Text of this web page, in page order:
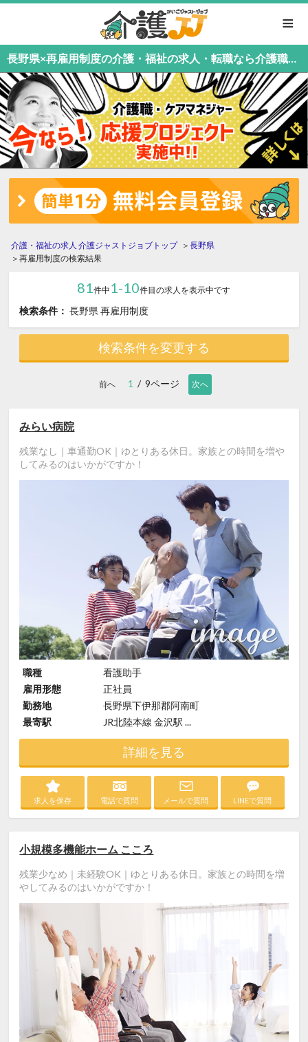
≡
長野県×再雇用制度の介護・福祉の求人・転職なら介護職応援中！介護職専門の介護ジャストジョブ
介護・福祉の求人 介護ジャストジョブトップ
長野県
再雇用制度の検索結果
81件中 1-10件目の求人を表示中です
検索条件： 長野県 再雇用制度
検索条件を変更する
前へ 1 / 9ページ 次へ
みらい病院
残業なし｜車通勤OK｜ゆとりある休日。家族との時間を増や
してみるのはいかがですか！
職種
看護助手
雇用形態
正社員
勤務地
長野県下伊那郡阿南町
最寄駅
JR北陸本線 金沢駅 ...
詳細を見る
求人を保存 電話で質問 メールで質問 LINEで質問
小規模多機能ホーム こころ
残業少なめ｜未経験OK｜ゆとりある休日。家族との時間を増
やしてみるのはいかがですか！